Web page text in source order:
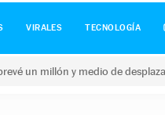
VIRALES TECNOLOGÍA
un millón y medio de